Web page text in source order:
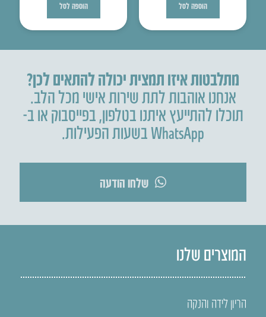
הוספה לסל הוספה לסל
מתלבטות איזו תמצית יכולה להתאים לכן?
אנחנו אוהבות לתת שירות אישי מכל הלב.
תוכלו להתייעץ איתנו בטלפון,בפייסבוק או ב-
WhatsApp בשעות הפעילות.
שלחו הודעה
המוצרים שלנו
הריון לידה והנקה